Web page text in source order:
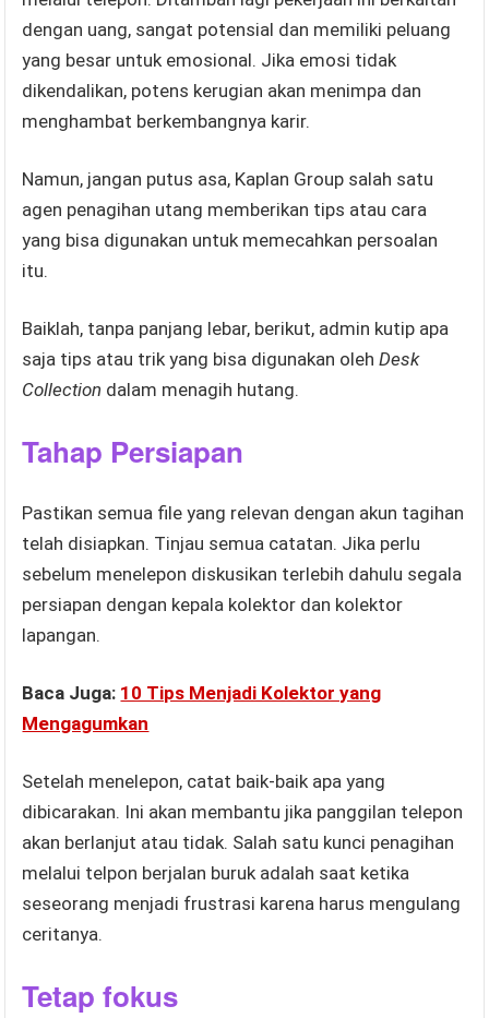
dengan uang, sangat potensial dan memiliki peluang
yang besar untuk emosional. Jika emosi tidak
dikendalikan, potens kerugian akan menimpa dan
menghambat berkembangnya karir.
Namun, jangan putus asa, Kaplan Group salah satu
agen penagihan utang memberikan tips atau cara
yang bisa digunakan untuk memecahkan persoalan
itu.
Baiklah, tanpa panjang lebar, berikut, admin kutip apa
saja tips atau trik yang bisa digunakan olehDesk
Collection dalam menagih hutang.
Tahap Persiapan
Pastikan semua file yang relevan dengan akun tagihan
telah disiapkan. Tinjau semua catatan. Jika perlu
sebelum menelepon diskusikan terlebih dahulu segala
persiapan dengan kepala kolektor dan kolektor
lapangan.
Baca Juga: 10 Tips Menjadi Kolektor yang
Mengagumkan
Setelah menelepon, catat baik-baik apa yang
dibicarakan. Ini akan membantu jika panggilan telepon
akan berlanjut atau tidak. Salah satu kunci penagihan
melalui telpon berjalan buruk adalah saat ketika
seseorang menjadi frustrasi karena harus mengulang
ceritanya.
Tetap fokus